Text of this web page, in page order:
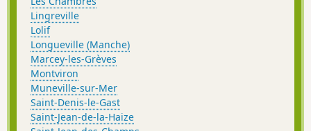
Lingreville
Lolif
Longueville (Manche)
Marcey-les-Grèves
Montviron
Muneville-sur-Mer
Saint-Denis-le-Gast
Saint-Jean-de-la-Haize